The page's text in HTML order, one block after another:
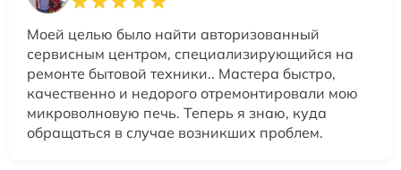
Моей целью было найти авторизованный
сервисным центром, специализирующийся на
ремонте бытовой техники.. Мастера быстро,
качественно и недорого отремонтировали мою
микроволновую печь. Теперь я знаю, куда
обращаться в случае возникших проблем.